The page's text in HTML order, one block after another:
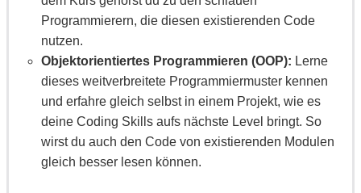
Programmierern, die diesen existierenden Code
nutzen.
Objektorientiertes Programmieren (OOP): Lerne
dieses weitverbreitete Programmiermuster kennen
und erfahre gleich selbst in einem Projekt, wie es
deine Coding Skills aufs nächste Level bringt. So
wirst du auch den Code von existierenden Modulen
gleich besser lesen können.